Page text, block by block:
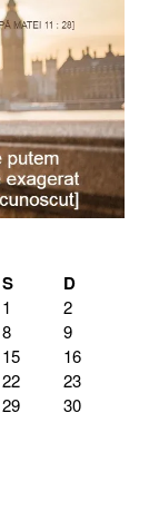
S D
1
2
8
9
15
16
22
23
29
30